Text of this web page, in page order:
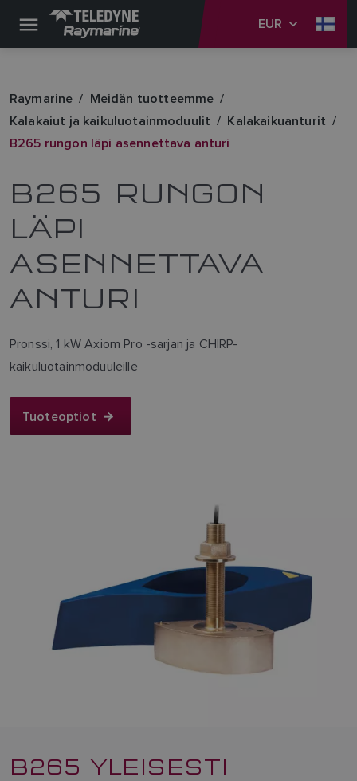
EUR
Raymarine
Meidän tuotteemme
Kalakaiut ja kaikuluotainmoduulit
Kalakaikuanturit
B265 rungon läpi asennettava anturi
B265 RUNGON
LÄPI
ASENNETTAVA
ANTURI
Pronssi, 1 kW Axiom Pro -sarjan ja CHIRP-
kaikuluotainmoduuleille
Tuoteoptiot
B265 YLEISESTI